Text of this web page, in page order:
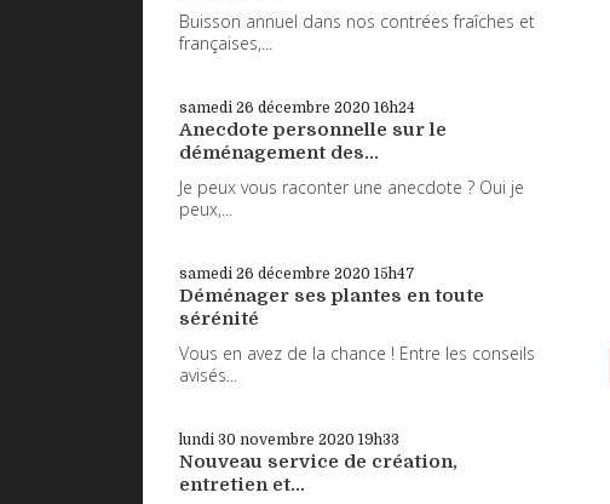
Buisson annuel dans nos contrées fraîches et
françaises,...
samedi 26 décembre 2020 16h24
Anecdote personnelle sur le
déménagement des...
Je peux vous raconter une anecdote ? Oui je
peux,...
samedi 26 décembre 2020 15h47
Déménager ses plantes en toute
sérénité
Vous en avez de la chance ! Entre les conseils
avisés...
lundi 30 novembre 2020 19h33
Nouveau service de création,
entretien et...